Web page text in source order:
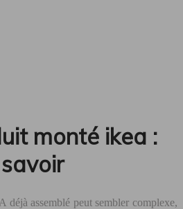
monté ikea :
déjà assemblé peut sembler complexe,